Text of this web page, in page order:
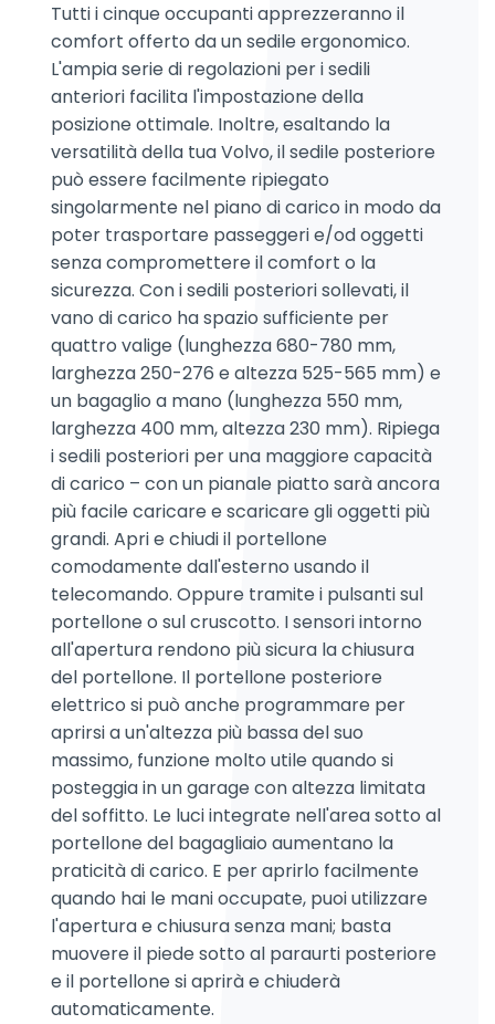
Tutti i cinque occupanti apprezzeranno il
comfort offerto da un sedile ergonomico.
L'ampia serie di regolazioni per i sedili
anteriori facilita l'impostazione della
posizione ottimale. Inoltre, esaltando la
versatilità della tua Volvo, il sedile posteriore
può essere facilmente ripiegato
singolarmente nel piano di carico in modo da
poter trasportare passeggeri e/od oggetti
senza compromettere il comfort o la
sicurezza. Con i sedili posteriori sollevati, il
vano di carico ha spazio sufficiente per
quattro valige (lunghezza 680-780 mm,
larghezza 250-276 e altezza 525-565 mm) e
un bagaglio a mano (lunghezza 550 mm,
larghezza 400 mm, altezza 230 mm). Ripiega
i sedili posteriori per una maggiore capacità
di carico – con un pianale piatto sarà ancora
più facile caricare e scaricare gli oggetti più
grandi. Apri e chiudi il portellone
comodamente dall'esterno usando il
telecomando. Oppure tramite i pulsanti sul
portellone o sul cruscotto. I sensori intorno
all'apertura rendono più sicura la chiusura
del portellone. Il portellone posteriore
elettrico si può anche programmare per
aprirsi a un'altezza più bassa del suo
massimo, funzione molto utile quando si
posteggia in un garage con altezza limitata
del soffitto. Le luci integrate nell'area sotto al
portellone del bagagliaio aumentano la
praticità di carico. E per aprirlo facilmente
quando hai le mani occupate, puoi utilizzare
l'apertura e chiusura senza mani; basta
muovere il piede sotto al paraurti posteriore
e il portellone si aprirà e chiuderà
automaticamente.